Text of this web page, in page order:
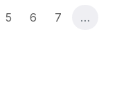
5 6 7
…